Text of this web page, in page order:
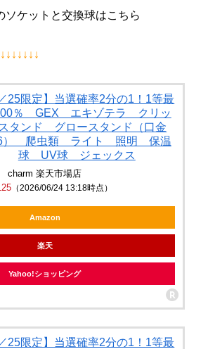
ソケットと交換球はこちら
25限定】当選確率2分の1！1等最
％ GEX エキゾテラ クリッ
タンド グロースタンド（口金
） 爬虫類 ライト 照明 保温
球 UV球 ジェックス
charm 楽天市場店
（2026/06/24 13:18時点）
Amazon
楽天
Yahoo!ショッピング
25限定】当選確率2分の1！1等最